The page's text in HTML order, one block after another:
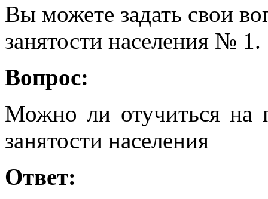
Вы можете задать свои
занятости населения № 1.
Вопрос:
Можно ли отучиться на
занятости населения
Ответ: